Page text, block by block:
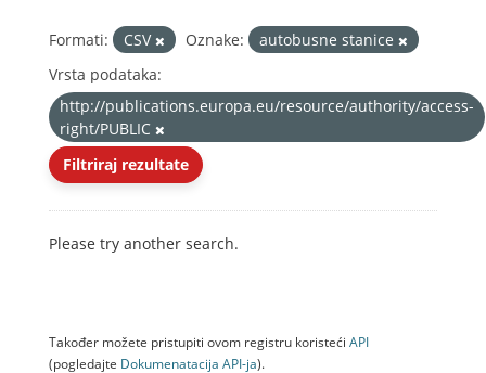
Formati: CSV Oznake:
autobusne stanice
Vrsta podataka:
http://publications.europa.eu/resource/authority/access-
right/PUBLIC
Filtriraj rezultate
Please try another search.
Također možete pristupiti ovom registru koristeći API
(pogledajte Dokumenаtаcijа API-jа).